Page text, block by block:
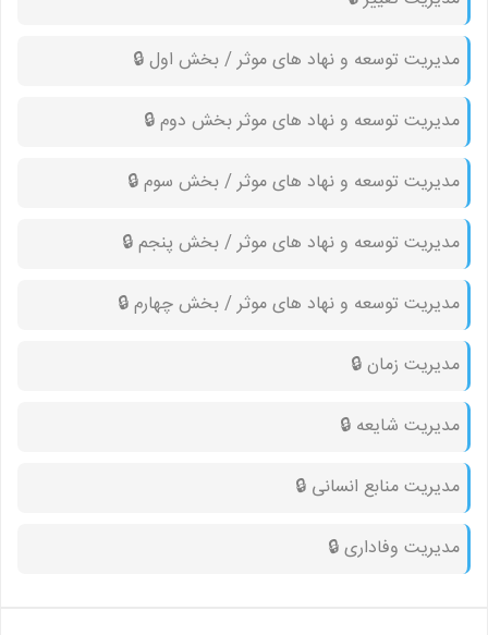
مدیریت توسعه و نهاد های موثر / بخش اول 🔒︎
مدیریت توسعه و نهاد های موثر بخش دوم 🔒︎
مدیریت توسعه و نهاد های موثر / بخش سوم 🔒︎
مدیریت توسعه و نهاد های موثر / بخش پنجم 🔒︎
مدیریت توسعه و نهاد های موثر / بخش چهارم 🔒︎
مدیریت زمان 🔒︎
مدیریت شایعه 🔒︎
مدیریت منابع انسانی 🔒︎
مدیریت وفاداری 🔒︎